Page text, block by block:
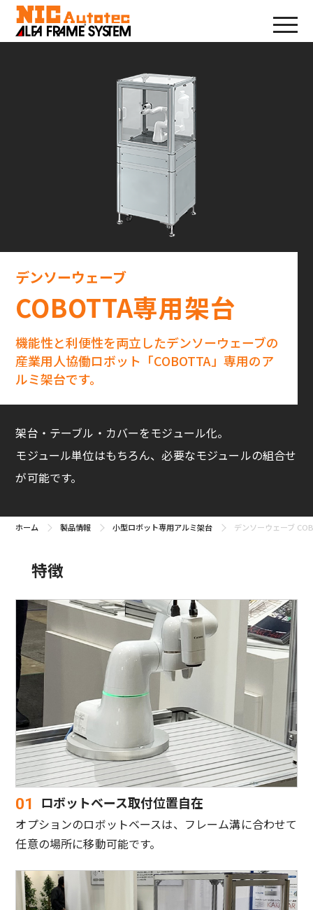
デンソーウェーブ
COBOTTA専用架台
機能性と利便性を両立したデンソーウェーブの
産業用人協働ロボット 「COBOTTA」専用のア
ルミ架台です。
架台・テーブル・カバーをモジュール化。
モジュール単位はもちろん、必要なモジュールの組合せ
が可能です。
ホーム 製品情報 小型ロボット専用アルミ架台 デンソーウェーブ
特徴
01 ロボットベース取付位置自在
オプションのロボットベースは、フレーム溝に合わせて
任意の場所に移動可能です。